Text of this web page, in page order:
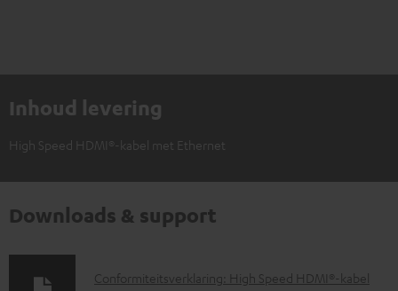
Inhoud levering
High Speed HDMI®-kabel met Ethernet
Downloads & support
D
Conformiteitsverklaring: High Speed HDMI®-kabel